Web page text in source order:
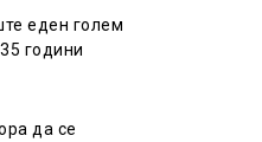
еден голем
години
да се